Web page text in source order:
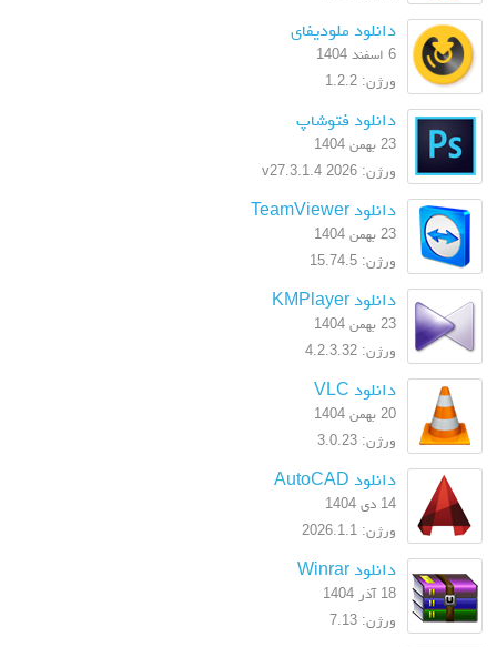
دانلود ملودیفای
ورژن: 1.2.2
دانلود فتوشاپ
ورژن: 2026 v27.3.1.4
دانلود TeamViewer
23 بهمن 1404
ورژن: 15.74.5
دانلود KMPlayer
ورژن: 4.2.3.32
دانلود VLC
ورژن: 3.0.23
دانلود AutoCAD
ورژن: 2026.1.1
18 آذر 1404
ورژن: 7.13